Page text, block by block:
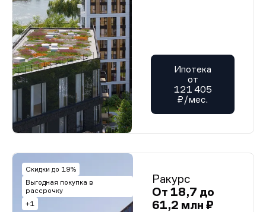
Ипотека
от
121 405
₽/мес.
Скидки до 19%
Выгодная покупка в
рассрочку
+1
Ракурс
От 18,7 до
61,2 млн ₽